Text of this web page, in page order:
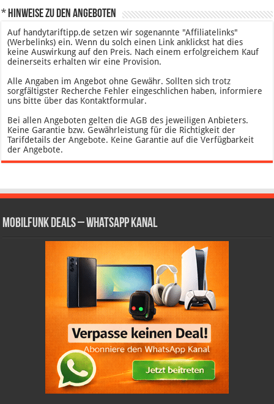
* Hinweise zu den Angeboten
Auf handytariftipp.de setzen wir sogenannte "Affiliatelinks"
(Werbelinks) ein. Wenn du solch einen Link anklickst hat dies
keine Auswirkung auf den Preis. Nach einem erfolgreichem Kauf
deinerseits erhalten wir eine Provision.
Alle Angaben im Angebot ohne Gewähr. Sollten sich trotz
sorgfältigster Recherche Fehler eingeschlichen haben, informiere
uns bitte über das Kontaktformular.
Bei allen Angeboten gelten die AGB des jeweiligen Anbieters.
Keine Garantie bzw. Gewährleistung für die Richtigkeit der
Tarifdetails der Angebote. Keine Garantie auf die Verfügbarkeit
der Angebote.
Mobilfunk Deals – WhatsApp Kanal